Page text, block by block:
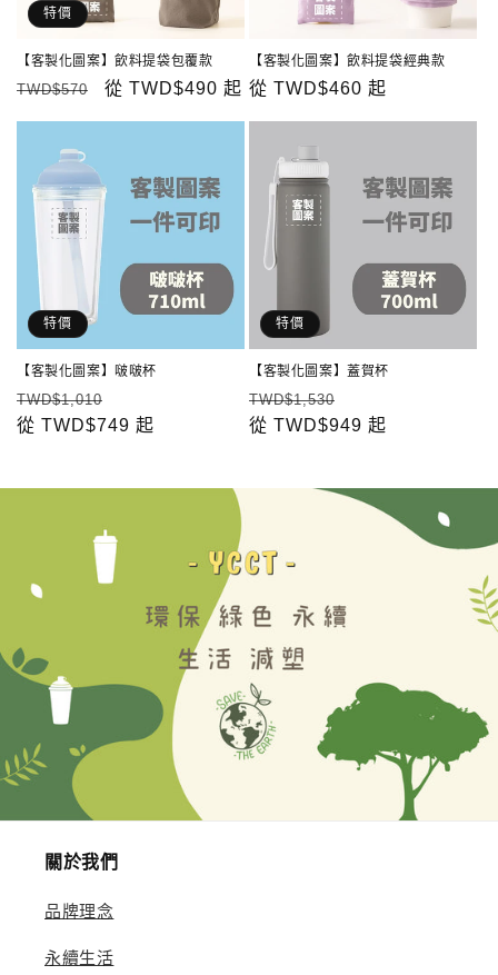
特價
【客製化圖案】飲料提袋包覆款
定
TWD$570
售
從 TWD$490 起
【客製化圖案】飲料提袋經典款
定
從 TWD$460 起
特價
【客製化圖案】啵啵杯
定
價
TWD$1,010
價
從 TWD$749 起
特價
【客製化圖案】蓋賀杯
定
價
TWD$1,530
價
從 TWD$949 起
關於我們
品牌理念
永續生活